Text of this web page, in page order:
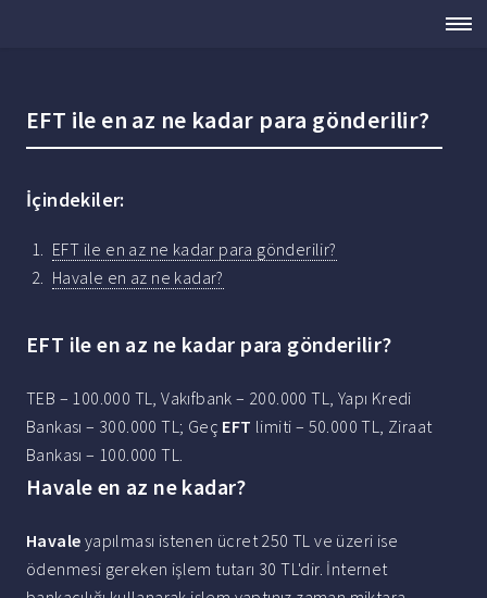
EFT ile en az ne kadar para gönderilir?
İçindekiler:
EFT ile en az ne kadar para gönderilir?
Havale en az ne kadar?
EFT ile en az ne kadar para gönderilir?
TEB – 100.000 TL, Vakıfbank – 200.000 TL, Yapı Kredi
Bankası – 300.000 TL; Geç EFT limiti – 50.000 TL, Ziraat
Bankası – 100.000 TL.
Havale en az ne kadar?
Havale yapılması istenen ücret 250 TL ve üzeri ise
ödenmesi gereken işlem tutarı 30 TL'dir. İnternet